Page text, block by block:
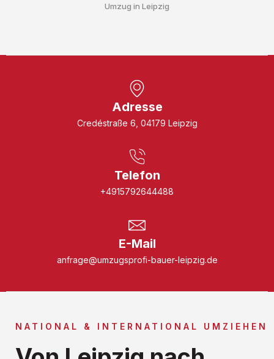
Umzug in Leipzig
Adresse
Credéstraße 6, 04179 Leipzig
Telefon
+4915792644488
E-Mail
anfrage@umzugsprofi-bauer-leipzig.de
NATIONAL & INTERNATIONAL UMZIEHEN